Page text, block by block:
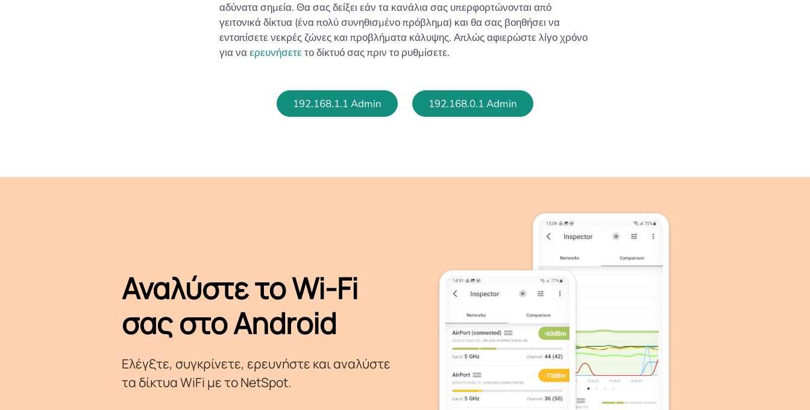
αδύνατα σημεία. Θα σας δείξει εάν τα κανάλια σας υπερφορτώνονται από
γειτονικά δίκτυα (ένα πολύ συνηθισμένο πρόβλημα) και θα σας βοηθήσει να
εντοπίσετε νεκρές ζώνες και προβλήματα κάλυψης. Απλώς αφιερώστε λίγο χρόνο
για ναερευνήσετε το δίκτυό σας πριν το ρυθμίσετε.
192.168.1.1 Admin 192.168.0.1 Admin
Αναλύστε το Wi-Fi
σας στο Android
Ελέγξτε, συγκρίνετε, ερευνήστε και αναλύστε
τα δίκτυα WiFi με το NetSpot.